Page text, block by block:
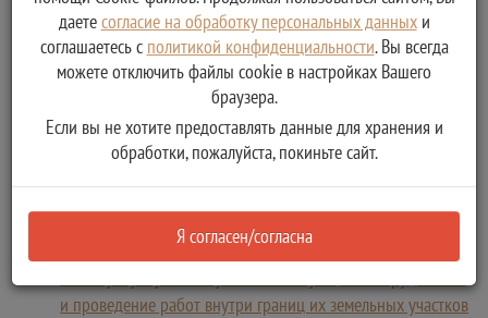
подключения (технологического присоединения)
газоиспользующего оборудования и объектов капитального
строительства к газораспределительным сетям при
догазификации в Тверской области с использованием средств
федерального бюджета
Услугу предоставляет
Министерство социальной защиты населения Тверской области
Предоставление субсидий отдельным категориям граждан
и проведение работ внутри границ их земельных участков
даетесогласие на обработку персональных данныхи
соглашаетесь с политикой конфиденциальности. Вы всегда
можете отключить файлы cookie в настройках Вашего
браузера.
Если вы не хотите предоставлять данные для хранения и
обработки, пожалуйста, покиньте сайт.
Я согласен/согласна